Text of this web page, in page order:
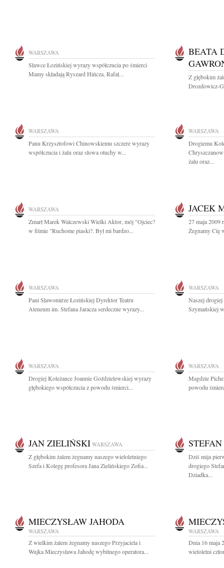
WARSZAWA
Sławce Łozińskiej wyrazy współczucia po śmierci
Mamy składają Ryszard Hińcza, Rafał...
BEATA
Z głębokim
Drozdowicz-
WARSZAWA
Panu Krzysztofowi Chinowskiemu szczere wyrazy
współczucia i żalu oraz słowa otuchy w...
WARSZAWA
Drogiemu
żalu oraz...
WARSZAWA
Zmarł Marek Walczewski Wielki Aktor, mój "Ojciec?
w filmie "Ruchome piaski?. Był mi bardzo...
JACEK
27 maja 2009
Żegnamy Cię
WARSZAWA
Pani Sławomirze Łozińskiej Dyrektor Teatru
Ateneum im. Stefana Jaracza serdeczne wyrazy...
WARSZAWA
Naszej
Szymańskiej
WARSZAWA
Drogiej Koleżance Joannie Goździelewskiej wyrazy
głębokiego współczucia z powodu śmierci...
WARSZAWA
Magdzie
powodu
JAN ZIELIŃSKI WARSZAWA
Z głębokim żalem żegnamy naszego wieloletniego
Szefa i Kolegę profesora Jana Zielińskiego Zofia...
Dziś mija
drogiego
Dziadka...
MIECZYSŁAW JAHODA
WARSZAWA
Z wielkim żalem żegnamy naszego Przyjaciela i
Wujka Mieczysława Jahodę wybitnego operatora...
WARSZAWA
Dnia 16 maja
wieloletni